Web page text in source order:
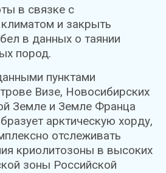
в связке с
и закрыть
в данных о таянии
пород.
пунктами
Визе, Новосибирских
Земле и Земле Франца
арктическую хорду,
отслеживать
криолитозоны в высоких
зоны Российской